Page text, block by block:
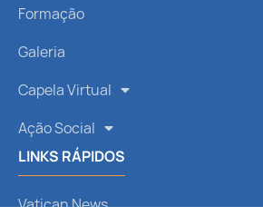
Formação
Galeria
Capela Virtual
Ação Social
LINKS RÁPIDOS
Vatican News